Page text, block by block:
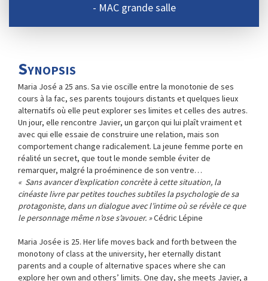
- MAC grande salle
Synopsis
Maria José a 25 ans. Sa vie oscille entre la monotonie de ses
cours à la fac, ses parents toujours distants et quelques lieux
alternatifs où elle peut explorer ses limites et celles des autres.
Un jour, elle rencontre Javier, un garçon qui lui plaît vraiment et
avec qui elle essaie de construire une relation, mais son
comportement change radicalement. La jeune femme porte en
réalité un secret, que tout le monde semble éviter de
remarquer, malgré la proéminence de son ventre…
« Sans avancer d’explication concrète à cette situation, la
cinéaste livre par petites touches subtiles la psychologie de sa
protagoniste, dans un dialogue avec l’intime où se révèle ce que
le personnage même n’ose s’avouer. »Cédric Lépine
Maria Josée is 25. Her life moves back and forth between the
monotony of class at the university, her eternally distant
parents and a couple of alternative spaces where she can
explore her own and others’ limits. One day, she meets Javier, a